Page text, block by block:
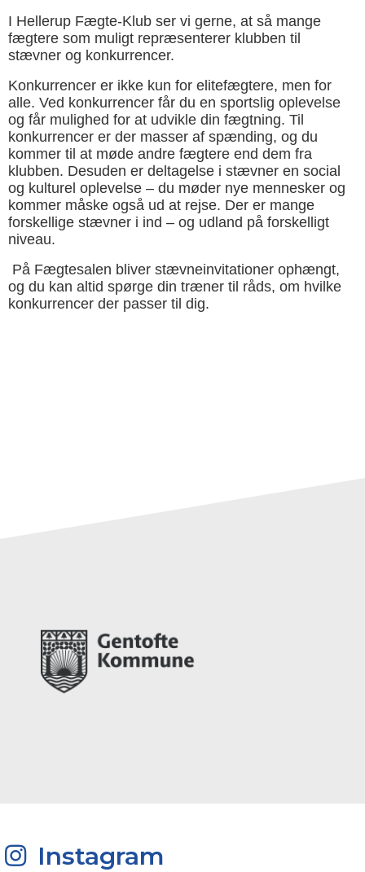
I Hellerup Fægte-Klub ser vi gerne, at så mange
fægtere som muligt repræsenterer klubben til
stævner og konkurrencer.
Konkurrencer er ikke kun for elitefægtere, men for
alle. Ved konkurrencer får du en sportslig oplevelse
og får mulighed for at udvikle din fægtning. Til
konkurrencer er der masser af spænding, og du
kommer til at møde andre fægtere end dem fra
klubben. Desuden er deltagelse i stævner en social
og kulturel oplevelse – du møder nye mennesker og
kommer måske også ud at rejse. Der er mange
forskellige stævner i ind – og udland på forskelligt
niveau.
På Fægtesalen bliver stævneinvitationer ophængt,
og du kan altid spørge din træner til råds, om hvilke
konkurrencer der passer til dig.
Instagram